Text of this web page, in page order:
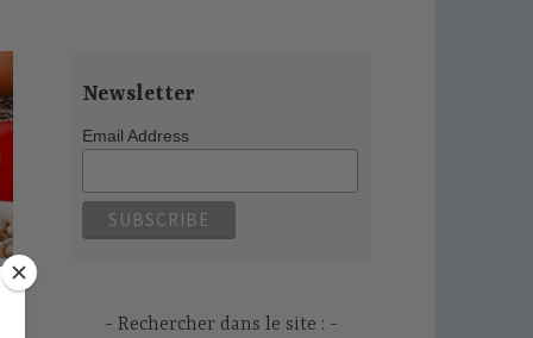
Newsletter
Email Address
Rechercher dans le site :